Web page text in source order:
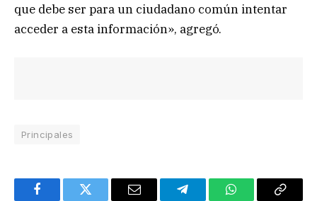
que debe ser para un ciudadano común intentar
acceder a esta información», agregó.
Principales